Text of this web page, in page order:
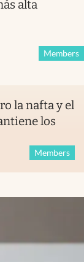
alta
Members
la nafta y el
los
Members